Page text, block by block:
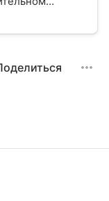
расскажем,